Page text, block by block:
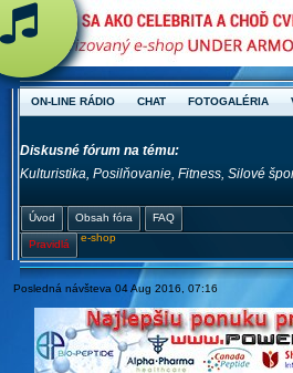
ON-LINE RÁDIO CHAT FOTOGALÉRIA
Diskusné fórum na tému:
Kulturistika, Posilňovanie, Fitness, Silové
Úvod Obsah fóra FAQ
Pravidlá
e-shop
Posledná návšteva 04 Aug 2016, 07:16